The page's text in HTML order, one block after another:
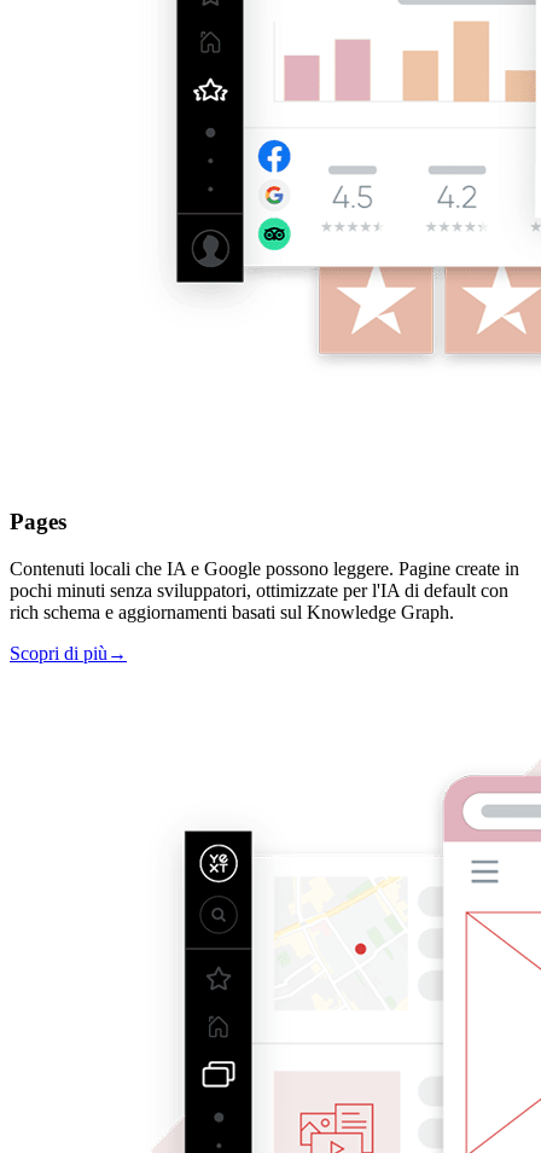
Pages
Contenuti locali che IA e Google possono leggere. Pagine create in
pochi minuti senza sviluppatori, ottimizzate per l'IA di default con
rich schema e aggiornamenti basati sul Knowledge Graph.
Scopri di più →